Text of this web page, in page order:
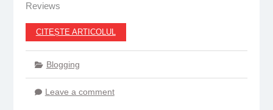
Reviews
CITEȘTE ARTICOLUL
Blogging
Leave a comment